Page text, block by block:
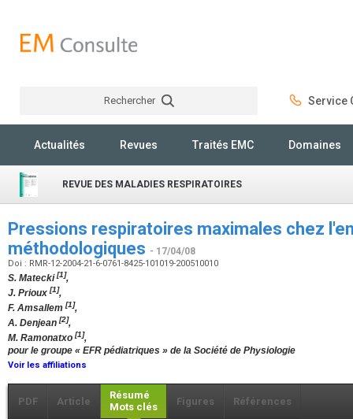
Rechercher Service
Actualités Revues Traités EMC Domaines
REVUE DES MALADIES RESPIRATOIRES
Pressions respiratoires maximales chez
méthodologiques - 17/04/08
Doi : RMR-12-2004-21-6-0761-8425-101019-200510010
S. Matecki[1],
J. Prioux [1],
F. Amsallem [1],
A. Denjean [2],
M. Ramonatxo [1],
pour le groupe « EFR pédiatriques » de la Société de Physiologie
Voir les affiliations
PDF Article
Résumé
Mots clés
Figures Références